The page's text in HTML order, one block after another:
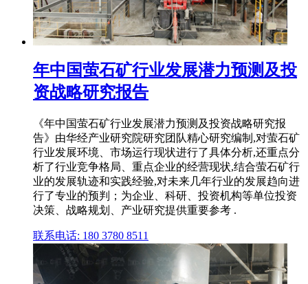
年中国萤石矿行业发展潜力预测及投
资战略研究报告
《年中国萤石矿行业发展潜力预测及投资战略研究报
告》由华经产业研究院研究团队精心研究编制,对萤石矿
行业发展环境、市场运行现状进行了具体分析,还重点分
析了行业竞争格局、重点企业的经营现状,结合萤石矿行
业的发展轨迹和实践经验,对未来几年行业的发展趋向进
行了专业的预判；为企业、科研、投资机构等单位投资
决策、战略规划、产业研究提供重要参考 .
联系电话: 180 3780 8511